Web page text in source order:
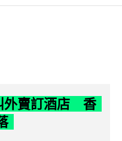
外賣訂酒店 香